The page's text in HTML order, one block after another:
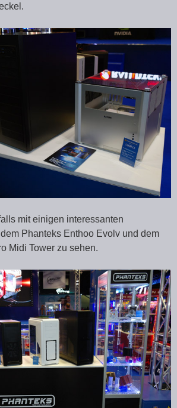
mit einigen interessanten
Phanteks Enthoo Evolv und dem
Midi Tower zu sehen.